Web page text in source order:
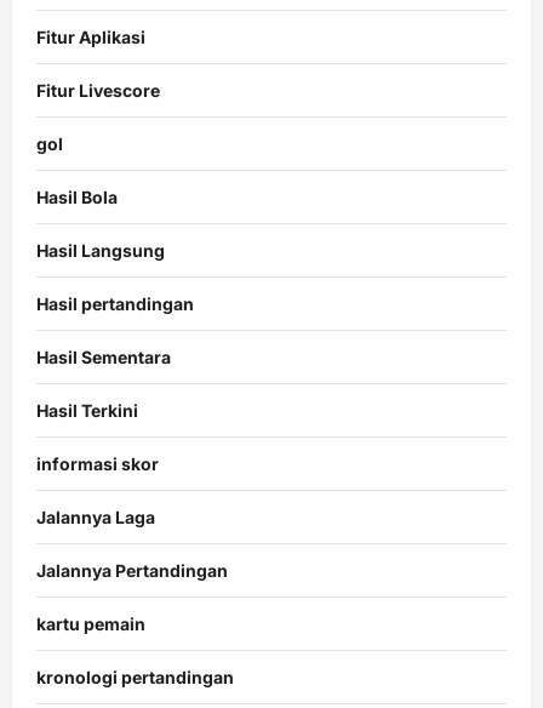
Fitur Aplikasi
Fitur Livescore
gol
Hasil Bola
Hasil Langsung
Hasil pertandingan
Hasil Sementara
Hasil Terkini
informasi skor
Jalannya Laga
Jalannya Pertandingan
kartu pemain
kronologi pertandingan